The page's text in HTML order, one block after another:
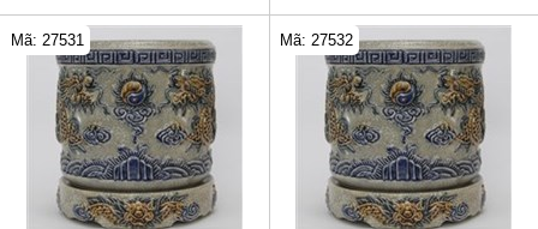
Mã: 27531 Mã: 27532